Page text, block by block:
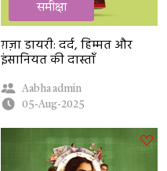
समीक्षा
ग़ज़ा डायरी: दर्द, हिम्मत और
इंसानियत की दास्ताँ
Aabha admin
05-Aug-2025